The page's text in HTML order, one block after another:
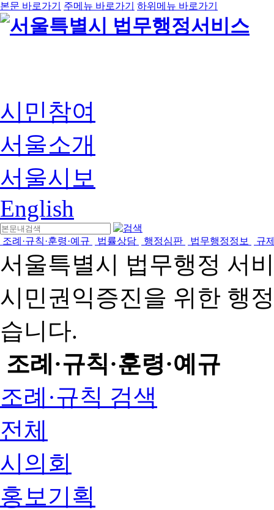
본문 바로가기 주메뉴 바로가기 하위메뉴 바로가기
시민참여
서울소개
서울시보
English
조례·규칙·훈령·예규 법률상담 행정심판 법무행정정보 규
서울특별시 법무행정 서
시민권익증진을 위한 행
습니다.
조례·규칙·훈령·예규
조례·규칙 검색
전체
시의회
홍보기획